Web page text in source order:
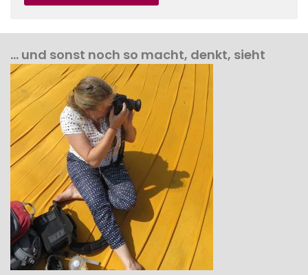
… und sonst noch so macht, denkt, sieht